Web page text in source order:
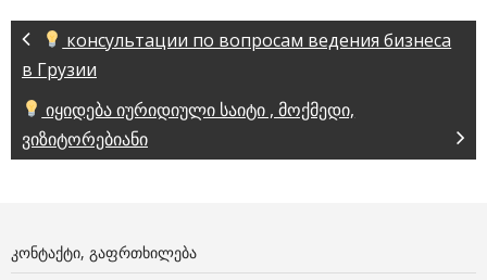
консультации по вопросам ведения бизнеса
в Грузии
იყიდება იურიდიული საიტი , მოქმედი,
ვიზიტორებიანი
ᲙᲝᲜᲢᲐᲥᲢᲘ, ᲒᲐᲤᲠᲗᲮᲘᲚᲔᲑᲐ